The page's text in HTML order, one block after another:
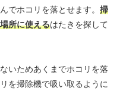
でホコリを落とせます。 掃
所に使えるはたきを探して
いためあくまでホコリを落
を掃除機で吸い取るように